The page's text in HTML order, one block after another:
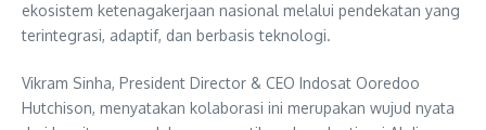
ekosistem ketenagakerjaan nasional melalui pendekatan yang
terintegrasi, adaptif, dan berbasis teknologi.
Vikram Sinha, President Director & CEO Indosat Ooredoo
Hutchison, menyatakan kolaborasi ini merupakan wujud nyata